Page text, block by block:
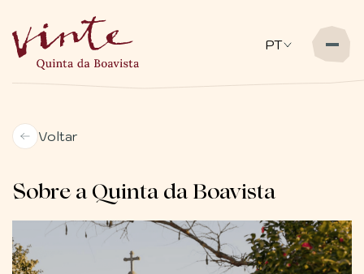
PT
Voltar
Sobre a Quinta da Boavista